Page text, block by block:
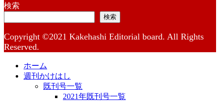
検索
検索
Copyright ©2021 Kakehashi Editorial board. All Rights
Reserved.
ホーム
週刊かけはし
既刊号一覧
2021年既刊号一覧